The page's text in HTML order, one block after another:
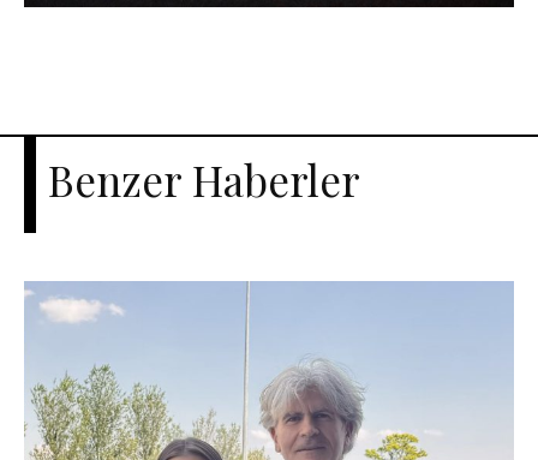
Benzer Haberler